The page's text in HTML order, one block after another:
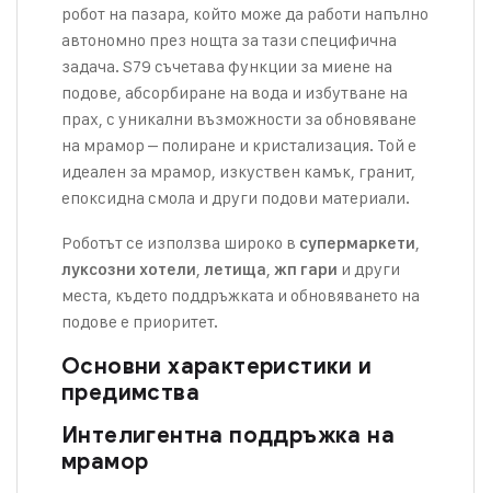
робот на пазара, който може да работи напълно
автономно през нощта за тази специфична
задача. S79 съчетава функции за миене на
подове, абсорбиране на вода и избутване на
прах, с уникални възможности за обновяване
на мрамор – полиране и кристализация. Той е
идеален за мрамор, изкуствен камък, гранит,
епоксидна смола и други подови материали.
Роботът се използва широко в супермаркети,
луксозни хотели, летища, жп гари и други
места, където поддръжката и обновяването на
подове е приоритет.
Основни характеристики и
предимства
Интелигентна поддръжка на
мрамор